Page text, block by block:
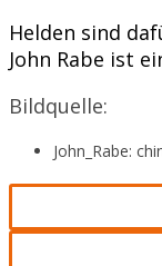
Helden sind
John Rabe ist
Bildquelle:
John_Rabe: